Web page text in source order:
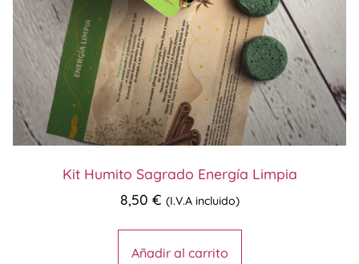
Kit Humito Sagrado Energía Limpia
8,50 € (I.V.A incluido)
Añadir al carrito